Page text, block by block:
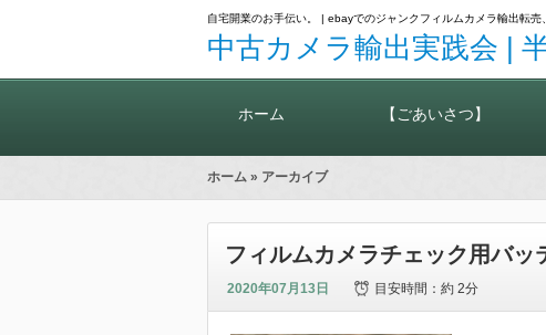
自宅開業のお手伝い。 | ebayでのジャンクフィルムカメラ輸出転
中古カメラ輸出実践会 |
ホーム 【ごあいさつ】
ホーム » アーカイブ
フィルムカメラチェック用バッ
2020年07月13日 目安時間：約 2分